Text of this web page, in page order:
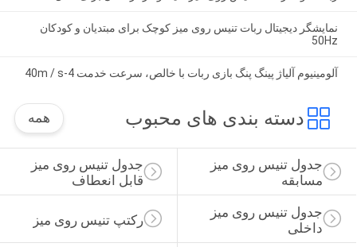
نمایشگر دیجیتال ربات تنیس روی میز کوچک برای مبتدیان و کودکان
50Hz
آلومینیوم آلیاژ پینگ پنگ بازی ربات با خالص، سرعت خدمت 4-40m / s
دسته بندی های محبوب همه
جدول تنیس روی میز
قابل انعطاف
جدول تنیس روی میز
مسابقه
رکتپ تنیس روی میز
جدول تنیس روی میز
داخلی